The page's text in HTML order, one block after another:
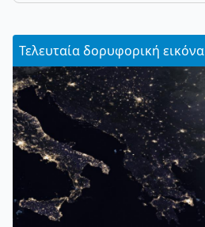
Τελευταία δορυφορική εικόνα